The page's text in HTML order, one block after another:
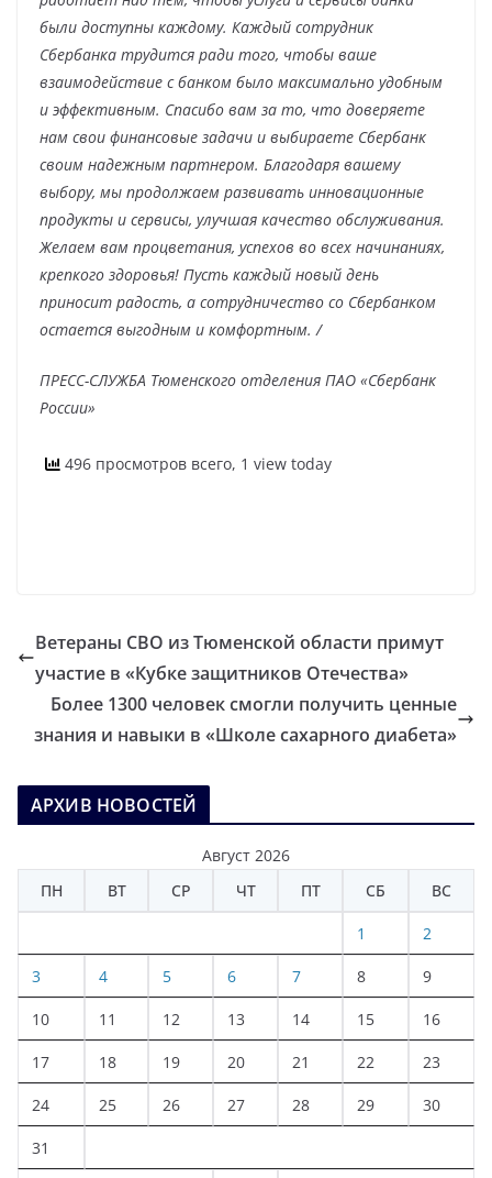
были доступны каждому. Каждый сотрудник
Сбербанка трудится ради того, чтобы ваше
взаимодействие с банком было максимально удобным
и эффективным. Спасибо вам за то, что доверяете
нам свои финансовые задачи и выбираете Сбербанк
своим надежным партнером. Благодаря вашему
выбору, мы продолжаем развивать инновационные
продукты и сервисы, улучшая качество обслуживания.
Желаем вам процветания, успехов во всех начинаниях,
крепкого здоровья! Пусть каждый новый день
приносит радость, а сотрудничество со Сбербанком
остается выгодным и комфортным. /
ПРЕСС-СЛУЖБА Тюменского отделения ПАО «Сбербанк
России»
496 просмотров всего, 1 view today
Ветераны СВО из Тюменской области примут
участие в «Кубке защитников Отечества»
Более 1300 человек смогли получить ценные
знания и навыки в «Школе сахарного диабета»
АРХИВ НОВОСТЕЙ
Август 2026
ПН
ВТ СР ЧТ ПТ СБ ВС
1 2
3 4 5 6 7 8 9
10 11 12 13 14 15 16
17 18 19 20 21 22 23
24 25 26 27 28 29 30
31